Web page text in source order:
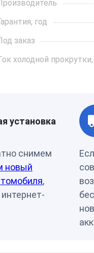
год
заказ
холодной
установка
снимем
новый
,